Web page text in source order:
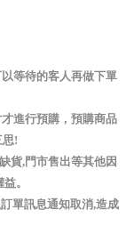
以等待的客人再做下單
進行預購，預購商品
思!
貨,門市售出等其他因
。
單訊息通知取消,造成